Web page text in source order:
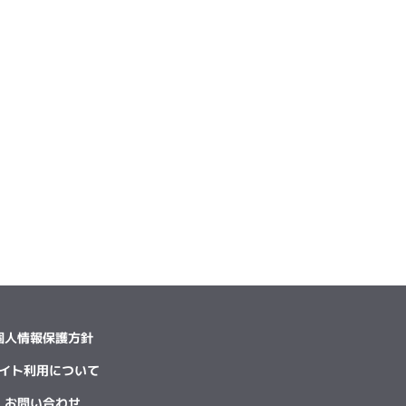
人情報保護方針
ト利用について
お問い合わせ